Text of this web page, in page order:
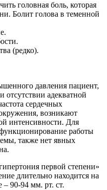
головная боль, которая
Болит голова в теменной
(редко).
давления пациент,
отсутствии адекватной
сердечных
возникают
интенсивности. Для
работы
также нет явных
первой степени»
длительно находится на
– 90-94 мм. рт. ст.